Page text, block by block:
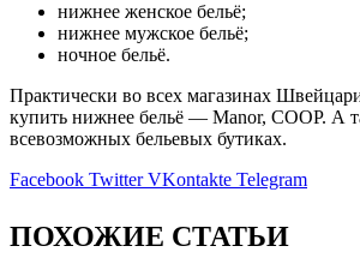
нижнее женское бельё;
нижнее мужское бельё;
ночное бельё.
Практически во всех магазинах
купить нижнее бельё — Manor, СООР. А
всевозможных бельевых бутиках.
Facebook Twitter VKontakte Telegram
ПОХОЖИЕ СТАТЬИ